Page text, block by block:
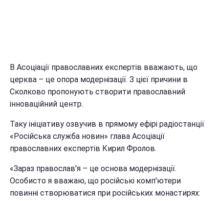
В Асоціації православних експертів вважають, що
церква – це опора модернізації. З цієї причини в
Сколково пропонують створити православний
інноваційний центр.
Таку ініціативу озвучив в прямому ефірі радіостанції
«Російська служба новин» глава Асоціації
православних експертів Кирил Фролов.
«Зараз православ'я – це основа модернізації.
Особисто я вважаю, що російські комп'ютери
повинні створюватися при російських монастирях: